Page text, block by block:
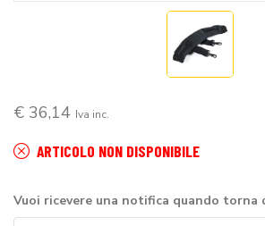
€ 36,14 Iva inc.
ARTICOLO NON DISPONIBILE
Vuoi ricevere una notifica quando torna